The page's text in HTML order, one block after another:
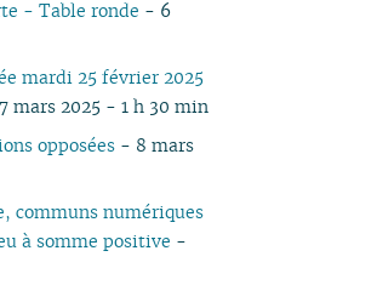
02
01
02
01
02
01
02
01
03
03
02
01
- Table ronde - 6
mardi 25 février 2025
mars 2025 - 1 h 30 min
opposées - 8 mars
communs numériques
à somme positive -